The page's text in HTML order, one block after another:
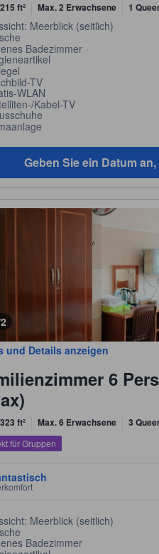
ft² Max. 2 Erwachsene 1
Meerblick (seitlich)
Badezimmer
TV
WLAN
Kabel-TV
Geben Sie ein Datum
und Details anzeigen
6
ft² Max. 6 Erwachsene 3
für Gruppen
Meerblick (seitlich)
Badezimmer